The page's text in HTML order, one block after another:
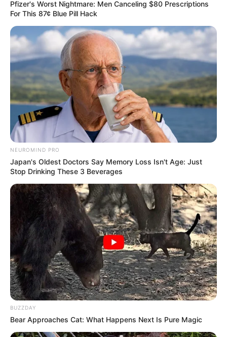
Pfizer's Worst Nightmare: Men Canceling $80 Prescriptions
For This 87¢ Blue Pill Hack
NEUROMIND PRO
Japan's Oldest Doctors Say Memory Loss Isn't Age: Just
Stop Drinking These 3 Beverages
BUZZDAY
Bear Approaches Cat: What Happens Next Is Pure Magic